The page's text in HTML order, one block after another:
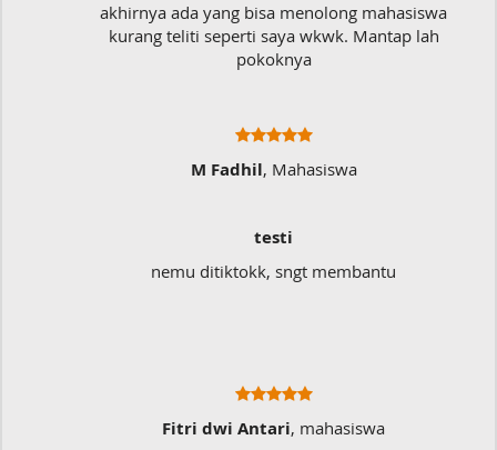
akhirnya ada yang bisa menolong mahasiswa
kurang teliti seperti saya wkwk. Mantap lah
pokoknya
M Fadhil, Mahasiswa
testi
nemu ditiktokk, sngt membantu
Fitri dwi Antari, mahasiswa